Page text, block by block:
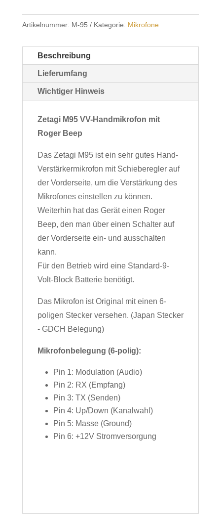
–
GDCH
Menge
Artikelnummer: M-95 Kategorie: Mikrofone
Beschreibung
Lieferumfang
Wichtiger Hinweis
Zetagi M95 VV-Handmikrofon mit
Roger Beep
Das Zetagi M95 ist ein sehr gutes Hand-
Verstärkermikrofon mit Schieberegler auf
der Vorderseite, um die Verstärkung des
Mikrofones einstellen zu können.
Weiterhin hat das Gerät einen Roger
Beep, den man über einen Schalter auf
der Vorderseite ein- und ausschalten
kann.
Für den Betrieb wird eine Standard-9-
Volt-Block Batterie benötigt.
Das Mikrofon ist Original mit einen 6-
poligen Stecker versehen. (Japan Stecker
- GDCH Belegung)
Mikrofonbelegung (6-polig):
Pin 1: Modulation (Audio)
Pin 2: RX (Empfang)
Pin 3: TX (Senden)
Pin 4: Up/Down (Kanalwahl)
Pin 5: Masse (Ground)
Pin 6: +12V Stromversorgung